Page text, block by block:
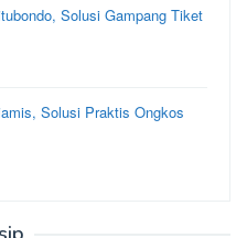
Solusi Gampang Tiket
Solusi Praktis Ongkos